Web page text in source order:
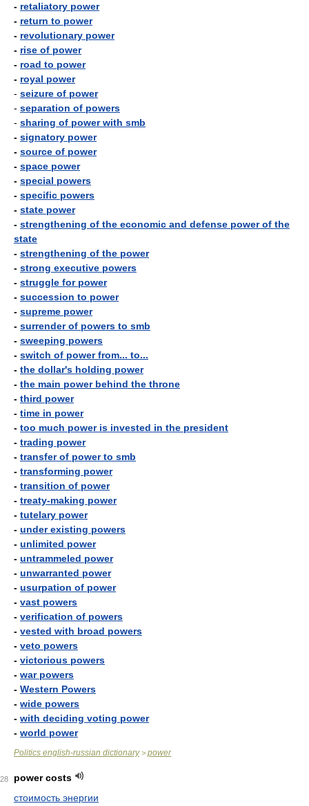
- retaliatory power
- return to power
- revolutionary power
- rise of power
- road to power
- royal power
- seizure of power
- separation of powers
- sharing of power with smb
- signatory power
- source of power
- space power
- special powers
- specific powers
- state power
- strengthening of the economic and defense power of the
state
- strengthening of the power
- strong executive powers
- struggle for power
- succession to power
- supreme power
- surrender of powers to smb
- sweeping powers
- switch of power from... to...
- the dollar's holding power
- the main power behind the throne
- third power
- time in power
- too much power is invested in the president
- trading power
- transfer of power to smb
- transforming power
- transition of power
- treaty-making power
- tutelary power
- under existing powers
- unlimited power
- untrammeled power
- unwarranted power
- usurpation of power
- vast powers
- verification of powers
- vested with broad powers
- veto powers
- victorious powers
- war powers
- Western Powers
- wide powers
- with deciding voting power
- world power
Politics english-russian dictionary> power
28
power costs
стоимость энергии